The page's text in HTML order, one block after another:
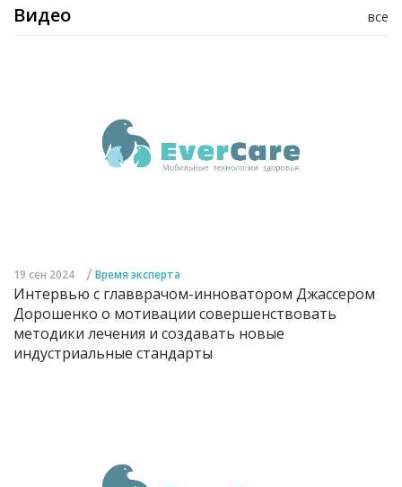
все
Видео
19 сен 2024 / Время эксперта
Интервью с главврачом-инноватором Джассером
Дорошенко о мотивации совершенствовать
методики лечения и создавать новые
индустриальные стандарты